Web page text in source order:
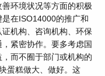
环境状况等方面的积极
在ISO14000的推广和
机构、咨询机构、环保
紧密协作。要多考虑国
而不囿于部门或机构的
蛋糕做大、做好。这